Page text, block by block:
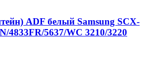
ADF белый Samsung SCX-
4833FR/5637/WC 3210/3220